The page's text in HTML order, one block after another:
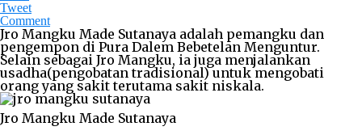
Tweet
Comment
Jro Mangku Made Sutanaya adalah pemangku dan
pengempon di Pura Dalem Bebetelan Menguntur.
Selain sebagai Jro Mangku, ia juga menjalankan
usadha(pengobatan tradisional) untuk mengobati
orang yang sakit terutama sakit niskala.
Jro Mangku Made Sutanaya